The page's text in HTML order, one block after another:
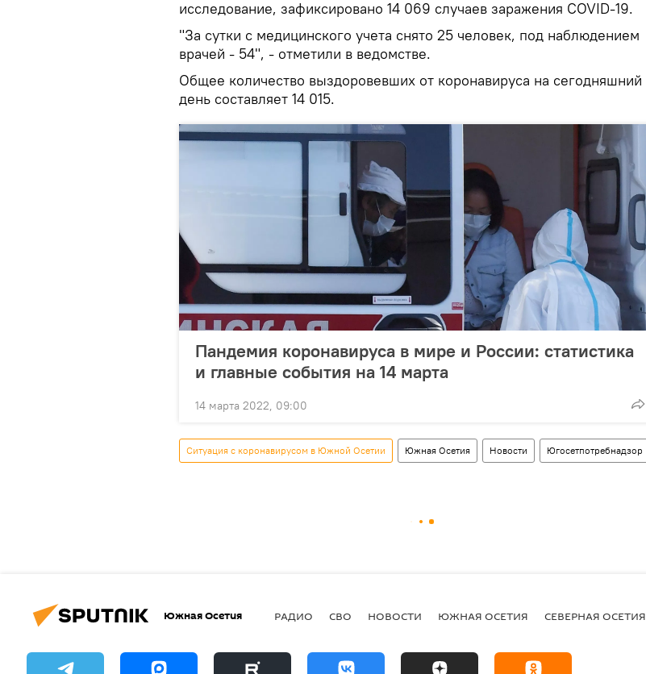
исследование, зафиксировано 14 069 случаев заражения COVID-19.
"За сутки с медицинского учета снято 25 человек, под наблюдением
врачей - 54", - отметили в ведомстве.
Общее количество выздоровевших от коронавируса на сегодняшний
день составляет 14 015.
Пандемия коронавируса в мире и России: статистика
и главные события на 14 марта
14 марта 2022, 09:00
Ситуация с коронавирусом в Южной Осетии Южная Осетия Новости Югосетпотребнадзор
Южная Осетия РАДИО СВО НОВОСТИ ЮЖНАЯ ОСЕТИЯ СЕВЕРНАЯ ОСЕТИЯ